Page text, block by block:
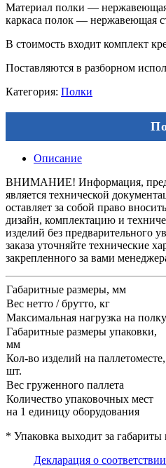
Материал полки —
каркаса полок — нержавеющая
В стоимость входит комплект
Поставляются в разборном
Категория: Полки
Описание
ВНИМАНИЕ! Информация,
является технической
оставляет за собой право
дизайн, комплектацию и
изделий без предварительного
заказа уточняйте технические
закрепленного за вами
Габаритные размеры, мм
Вес нетто / брутто, кг
Максимальная нагрузка на полку
Габаритные размеры упаковки,
мм
Кол-во изделий на паллетоместе,
шт.
Вес груженного паллета
Количество упаковочных мест
на 1 единицу оборудования
* Упаковка выходит за габариты
Декларация о соответствии